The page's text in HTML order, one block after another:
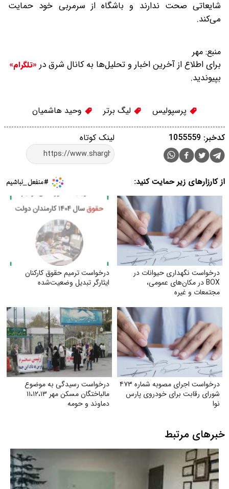
شایعاتی صحت ندارند و باشگاه از سرمربی خود حمایت
می‌کند.
منبع: مهر
برای اطلاع از آخرین اخبار و تحلیل‌ها به کانال شرق در «تلگرام»
بپیوندید.
پرسپولیس لیگ برتر وحید هاشمیان
لینک کوتاه کدخبر: 1055559
از کارزارهای زیر حمایت کنید:
درخواست نگهداری حیوانات در
BOX در مکان‌های عمومی،
مجتمعات و غیره
درخواست ترمیم حقوق کارکنان
ایثارگر تبدیل وضعیت‌شده
درخواست اجرای مصوبه شماره ۴۷۳
شورای رقابت برای خودروی پارس
نوا
درخواست رسیدگی به موضوع
مالباختگان مسکن مهر ۱۱،۱۲،۱۳
دماوند و حومه
خبرهای مرتبط